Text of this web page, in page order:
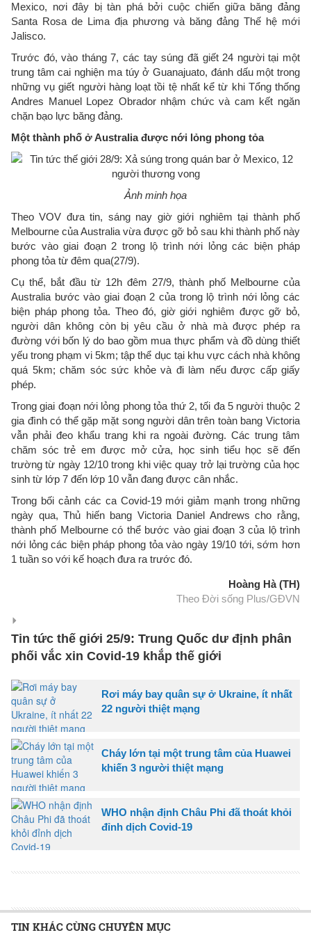
Mexico, nơi đây bị tàn phá bởi cuộc chiến giữa băng đảng
Santa Rosa de Lima địa phương và băng đảng Thế hệ mới
Jalisco.
Trước đó, vào tháng 7, các tay súng đã giết 24 người tại một
trung tâm cai nghiện ma túy ở Guanajuato, đánh dấu một trong
những vụ giết người hàng loạt tồi tệ nhất kể từ khi Tổng thống
Andres Manuel Lopez Obrador nhậm chức và cam kết ngăn
chặn bạo lực băng đảng.
Một thành phố ở Australia được nới lỏng phong tỏa
Ảnh minh họa
Theo VOV đưa tin, sáng nay giờ giới nghiêm tại thành phố
Melbourne của Australia vừa được gỡ bỏ sau khi thành phố này
bước vào giai đoạn 2 trong lộ trình nới lỏng các biện pháp
phong tỏa từ đêm qua(27/9).
Cụ thể, bắt đầu từ 12h đêm 27/9, thành phố Melbourne của
Australia bước vào giai đoạn 2 của trong lộ trình nới lỏng các
biện pháp phong tỏa. Theo đó, giờ giới nghiêm được gỡ bỏ,
người dân không còn bị yêu cầu ở nhà mà được phép ra
đường với bốn lý do bao gồm mua thực phẩm và đồ dùng thiết
yếu trong phạm vi 5km; tập thể dục tại khu vực cách nhà không
quá 5km; chăm sóc sức khỏe và đi làm nếu được cấp giấy
phép.
Trong giai đoạn nới lỏng phong tỏa thứ 2, tối đa 5 người thuộc 2
gia đình có thể gặp mặt song người dân trên toàn bang Victoria
vẫn phải đeo khẩu trang khi ra ngoài đường. Các trung tâm
chăm sóc trẻ em được mở cửa, học sinh tiểu học sẽ đến
trường từ ngày 12/10 trong khi việc quay trở lại trường của học
sinh từ lớp 7 đến lớp 10 vẫn đang được cân nhắc.
Trong bối cảnh các ca Covid-19 mới giảm mạnh trong những
ngày qua, Thủ hiến bang Victoria Daniel Andrews cho rằng,
thành phố Melbourne có thể bước vào giai đoạn 3 của lộ trình
nới lỏng các biện pháp phong tỏa vào ngày 19/10 tới, sớm hơn
1 tuần so với kế hoạch đưa ra trước đó.
Hoàng Hà (TH)
Theo Đời sống Plus/GĐVN
Tin tức thế giới 25/9: Trung Quốc dư định phân
phối vắc xin Covid-19 khắp thế giới
Rơi máy bay quân sự ở Ukraine, ít nhất
22 người thiệt mạng
Cháy lớn tại một trung tâm của Huawei
khiến 3 người thiệt mạng
WHO nhận định Châu Phi đã thoát khỏi
đỉnh dịch Covid-19
TIN KHÁC CÙNG CHUYÊN MỤC